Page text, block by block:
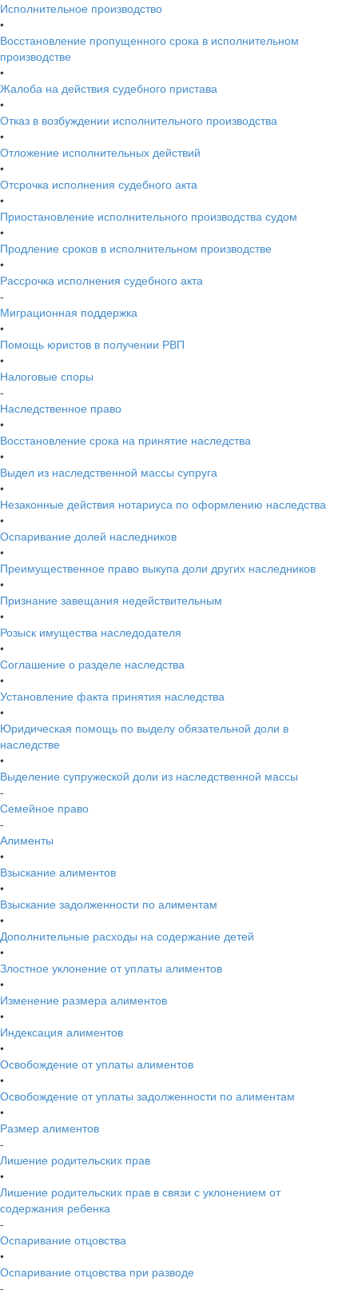
Исполнительное производство
•
Восстановление пропущенного срока в исполнительном
производстве
•
Жалоба на действия судебного пристава
•
Отказ в возбуждении исполнительного производства
•
Отложение исполнительных действий
•
Отсрочка исполнения судебного акта
•
Приостановление исполнительного производства судом
•
Продление сроков в исполнительном производстве
•
Рассрочка исполнения судебного акта
-
Миграционная поддержка
•
Помощь юристов в получении РВП
•
Налоговые споры
-
Наследственное право
•
Восстановление срока на принятие наследства
•
Выдел из наследственной массы супруга
•
Незаконные действия нотариуса по оформлению наследства
•
Оспаривание долей наследников
•
Преимущественное право выкупа доли других наследников
•
Признание завещания недействительным
•
Розыск имущества наследодателя
•
Соглашение о разделе наследства
•
Установление факта принятия наследства
•
Юридическая помощь по выделу обязательной доли в
наследстве
•
Выделение супружеской доли из наследственной массы
-
Семейное право
-
Алименты
•
Взыскание алиментов
•
Взыскание задолженности по алиментам
•
Дополнительные расходы на содержание детей
•
Злостное уклонение от уплаты алиментов
•
Изменение размера алиментов
•
Индексация алиментов
•
Освобождение от уплаты алиментов
•
Освобождение от уплаты задолженности по алиментам
•
Размер алиментов
-
Лишение родительских прав
•
Лишение родительских прав в связи с уклонением от
содержания ребенка
-
Оспаривание отцовства
•
Оспаривание отцовства при разводе
-